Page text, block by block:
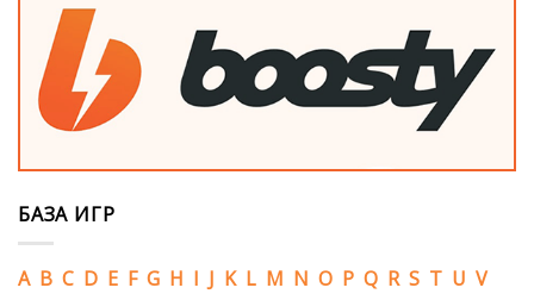
БАЗА ИГР
A B C D E F G H I J K L M N O P Q R S T U V